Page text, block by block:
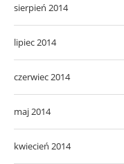
sierpień 2014
lipiec 2014
czerwiec 2014
maj 2014
kwiecień 2014